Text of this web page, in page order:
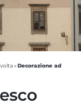
volta»Decorazione ad